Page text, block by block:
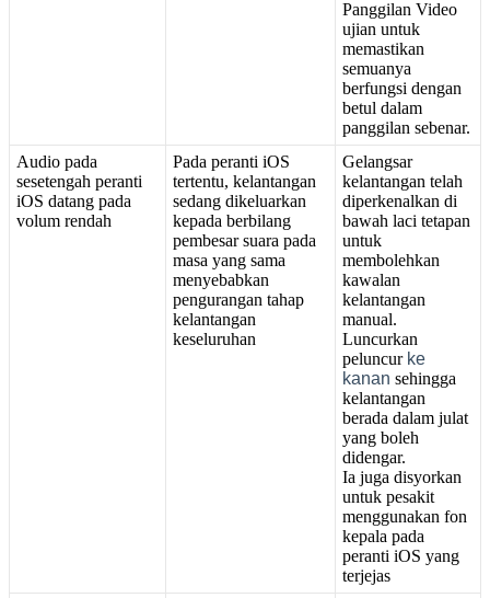
Panggilan Video
ujian untuk
memastikan
semuanya
berfungsi dengan
betul dalam
panggilan sebenar.
Audio pada
sesetengah peranti
iOS datang pada
volum rendah
Pada peranti iOS
tertentu, kelantangan
sedang dikeluarkan
kepada berbilang
pembesar suara pada
masa yang sama
menyebabkan
pengurangan tahap
kelantangan
keseluruhan
Gelangsar
kelantangan telah
diperkenalkan di
bawah laci tetapan
untuk
membolehkan
kawalan
kelantangan
manual.
Luncurkan
peluncur ke
kanan sehingga
kelantangan
berada dalam julat
yang boleh
didengar.
Ia juga disyorkan
untuk pesakit
menggunakan fon
kepala pada
peranti iOS yang
terjejas